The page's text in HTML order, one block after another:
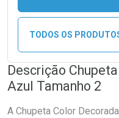
TODOS OS
Descrição
Azul Tamanho 2
A Chupeta Color